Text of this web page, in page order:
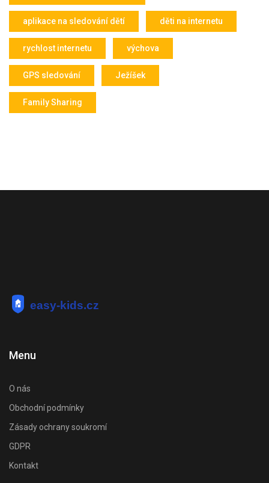
aplikace na sledování dětí děti na internetu
rychlost internetu výchova
GPS sledování Ježíšek
Family Sharing
Menu
O nás
Obchodní podmínky
Zásady ochrany soukromí
GDPR
Kontakt